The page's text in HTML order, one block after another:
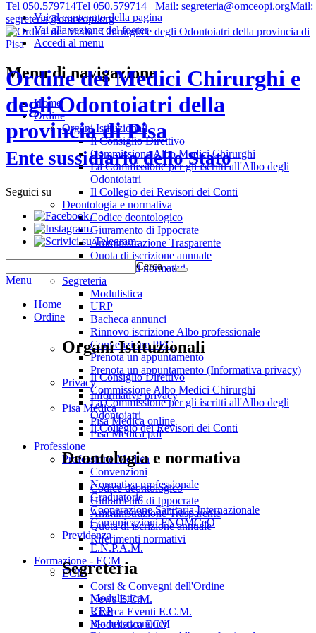
Vai al contenuto della pagina
Vai alla sezione del footer
Accedi al menu
Tel 050.579714Tel 050.579714 Mail: segreteria@omceopi.orgMail:
segreteria@omceopi.org
Ordine dei Medici Chirurghi e
degli Odontoiatri della
provincia di Pisa
Ente sussidiario dello Stato
Seguici su
.
.
.
Cerca …
Menu
Home
Ordine
Organi Istituzionali
Il Consiglio Direttivo
Commissione Albo Medici Chirurghi
La Commissione per gli iscritti all'Albo degli
Odontoiatri
Il Collegio dei Revisori dei Conti
Deontologia e normativa
Codice deontologico
Giuramento di Ippocrate
Amministrazione Trasparente
Quota di iscrizione annuale
Riferimenti normativi
Segreteria
Modulistica
URP
Bacheca annunci
Menu di navigazione
Home
Ordine
Organi Istituzionali
Il Consiglio Direttivo
Commissione Albo Medici Chirurghi
La Commissione per gli iscritti all'Albo degli
Odontoiatri
Il Collegio dei Revisori dei Conti
Deontologia e normativa
Codice deontologico
Giuramento di Ippocrate
Amministrazione Trasparente
Quota di iscrizione annuale
Riferimenti normativi
Segreteria
Modulistica
URP
Bacheca annunci
Rinnovo iscrizione Albo professionale
Convenzione PEC
Prenota un appuntamento
Prenota un appuntamento (Informativa privacy)
Privacy
Informative privacy
Pisa Medica
Pisa Medica online
Pisa Medica pdf
Professione
Professione Medica
Convenzioni
Normativa professionale
Graduatorie
Cooperazione Sanitaria Internazionale
Comunicazioni FNOMCeO
Previdenza
E.N.P.A.M.
Formazione - ECM
ECM
Corsi & Convegni dell'Ordine
News E.C.M.
Ricerca Eventi E.C.M.
Modulistica ECM